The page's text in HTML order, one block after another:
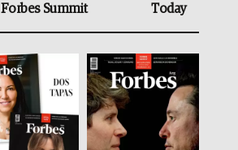
Forbes Summit Today